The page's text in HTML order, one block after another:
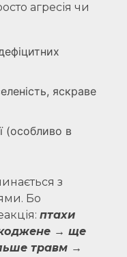
агресія чи
яскраве
(особливо в
з
Бо
птахи
→ ще
травм →